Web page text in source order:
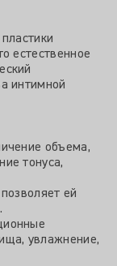
естественное
интимной
объема,
тонуса,
ей
увлажнение,